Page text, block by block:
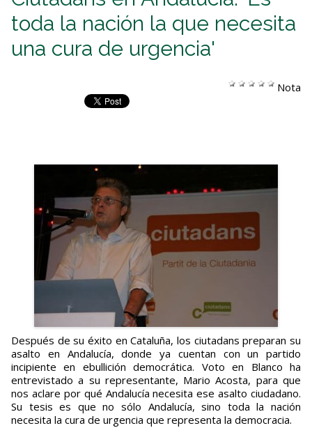
toda la nación la que necesita
una cura de urgencia'
Nota
Después de su éxito en Cataluña, los ciutadans preparan su
asalto en Andalucía, donde ya cuentan con un partido
incipiente en ebullición democrática. Voto en Blanco ha
entrevistado a su representante, Mario Acosta, para que
nos aclare por qué Andalucía necesita ese asalto ciudadano.
Su tesis es que no sólo Andalucía, sino toda la nación
necesita la cura de urgencia que representa la democracia.